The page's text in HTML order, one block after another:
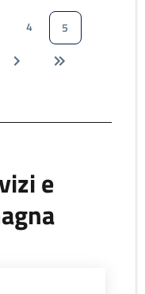
4
5
e